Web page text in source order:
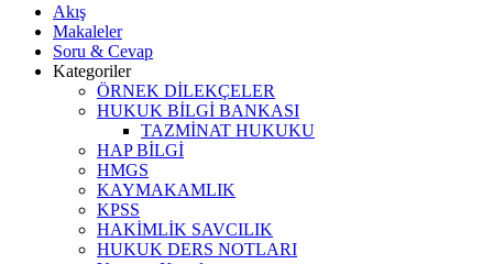
Akış
Makaleler
Soru & Cevap
Kategoriler
ÖRNEK DİLEKÇELER
HUKUK BİLGİ BANKASI
TAZMİNAT HUKUKU
HAP BİLGİ
HMGS
KAYMAKAMLIK
KPSS
HAKİMLİK SAVCILIK
HUKUK DERS NOTLARI